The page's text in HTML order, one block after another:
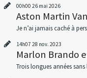
00h00 26 mai 2026
Aston Martin
Je n’ai jamais caché à
14h07 28 nov. 2023
Marlon Brando
Trois longues années